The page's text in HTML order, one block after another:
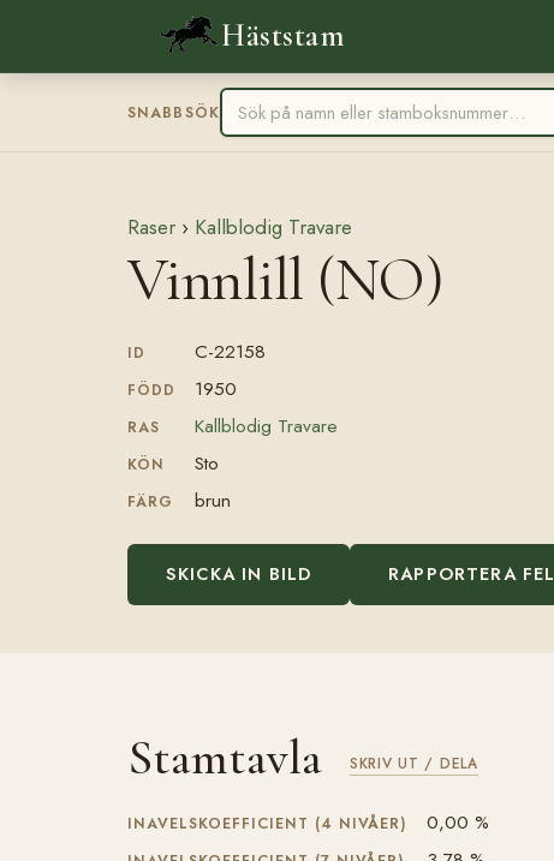
Häststam
SNABBSÖK
Raser › Kallblodig Travare
Vinnlill (NO)
ID C-22158
FÖDD 1950
RAS Kallblodig Travare
KÖN Sto
FÄRG brun
SKICKA IN BILD RAPPORTERA FEL
Stamtavla SKRIV UT / DELA
INAVELSKOEFFICIENT (4 NIVÅER) 0,00 %